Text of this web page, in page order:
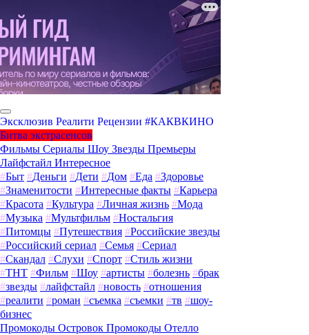
Эксклюзив Реалити Рецензии #КАКВКИНО
Битва экстрасенсов
Фильмы Сериалы Шоу Звезды Премьеры
Лайфстайл Интересное
#Быт #Деньги #Дети #Дом #Еда #Здоровье
#Знаменитости #Интересные факты #Карьера
#Красота #Культура #Личная жизнь #Мода
#Музыка #Мультфильм #Ностальгия
#Питомцы #Путешествия #Российские звезды
#Российский сериал #Семья #Сериал
#Скандал #Слухи #Спорт #Стиль жизни
#ТНТ #Фильм #Шоу #артисты #болезнь #брак
#звезды #лайфстайл #новость #отношения
#реалити #роман #съемка #съемки #тв #шоу-
бизнес
Промокоды Островок Промокоды Отелло